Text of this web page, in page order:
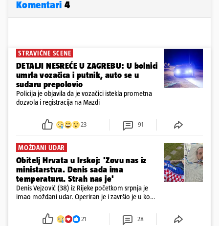
Komentari 4
STRAVIČNE SCENE
DETALJI NESREĆE U ZAGREBU: U bolnici
umrla vozačica i putnik, auto se u
sudaru prepolovio
Policija je objavila da je vozačici istekla prometna
dozvola i registracija na Mazdi
23 91
MOŽDANI UDAR
Obitelj Hrvata u Irskoj: 'Zovu nas iz
ministarstva. Denis sada ima
temperaturu. Strah nas je'
Denis Vejzović (38) iz Rijeke početkom srpnja je
imao moždani udar. Operiran je i završio je u komi.
tamošnji liječnici ne vjeruju u oporavak: 'Imamo
21 28